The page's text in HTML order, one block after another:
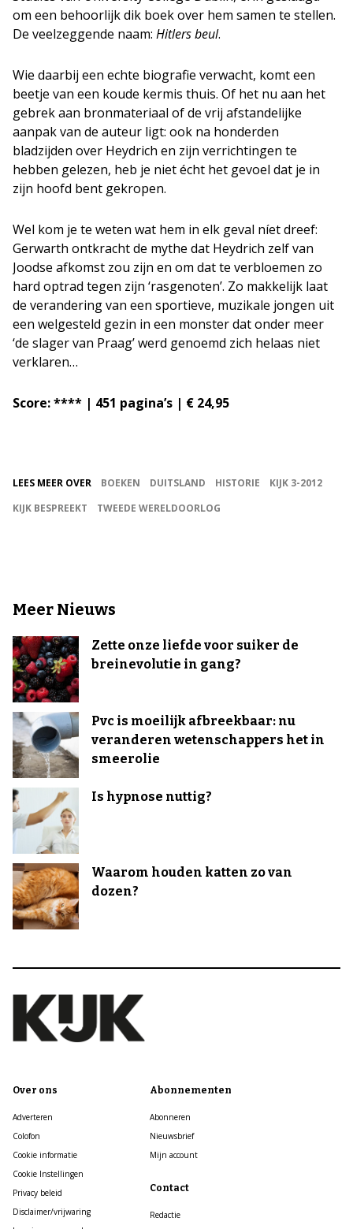
om een behoorlijk dik boek over hem samen te stellen.
De veelzeggende naam: Hitlers beul.
Wie daarbij een echte biografie verwacht, komt een
beetje van een koude kermis thuis. Of het nu aan het
gebrek aan bronmateriaal of de vrij afstandelijke
aanpak van de auteur ligt: ook na honderden
bladzijden over Heydrich en zijn verrichtingen te
hebben gelezen, heb je niet écht het gevoel dat je in
zijn hoofd bent gekropen.
Wel kom je te weten wat hem in elk geval níet dreef:
Gerwarth ontkracht de mythe dat Heydrich zelf van
Joodse afkomst zou zijn en om dat te verbloemen zo
hard optrad tegen zijn ‘rasgenoten’. Zo makkelijk laat
de verandering van een sportieve, muzikale jongen uit
een welgesteld gezin in een monster dat onder meer
‘de slager van Praag’ werd genoemd zich helaas niet
verklaren…
Score: **** | 451 pagina’s | € 24,95
LEES MEER OVER BOEKEN DUITSLAND HISTORIE
KIJK 3-2012
KIJK BESPREEKT
TWEEDE WERELDOORLOG
Meer Nieuws
Zette onze liefde voor suiker de
breinevolutie in gang?
Pvc is moeilijk afbreekbaar: nu
veranderen wetenschappers het in
smeerolie
Is hypnose nuttig?
Waarom houden katten zo van
dozen?
Over ons
Adverteren
Colofon
Cookie informatie
Cookie Instellingen
Privacy beleid
Disclaimer/vrijwaring
Abonnementen
Abonneren
Nieuwsbrief
Mijn account
Contact
Redactie